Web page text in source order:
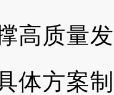
高质量
体方案